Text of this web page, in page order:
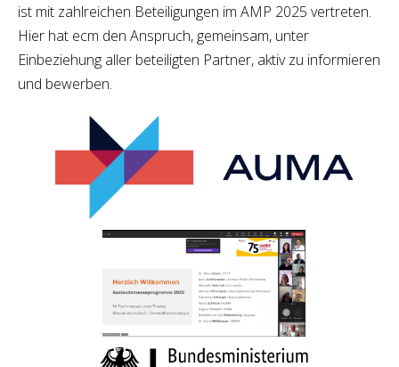
ist mit zahlreichen Beteiligungen im AMP 2025 vertreten.
Hier hat ecm den Anspruch, gemeinsam, unter
Einbeziehung aller beteiligten Partner, aktiv zu informieren
und bewerben.